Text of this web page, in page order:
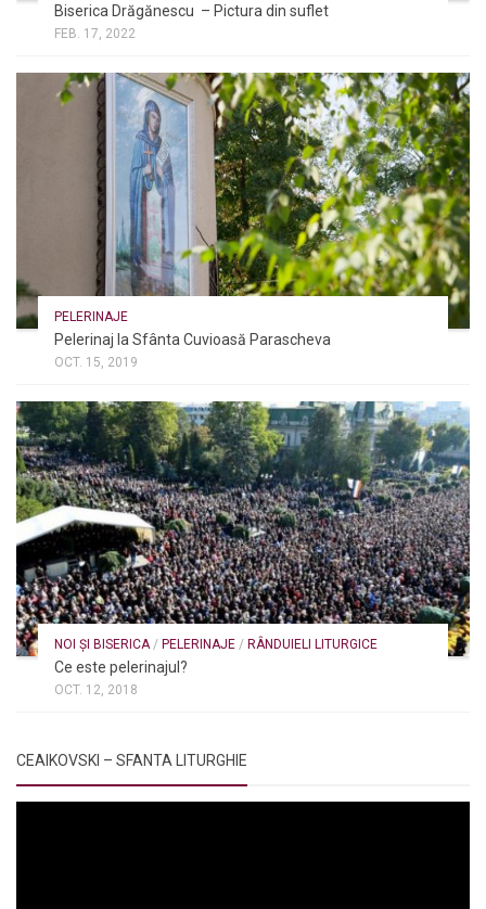
Biserica Drăgănescu – Pictura din suflet
FEB. 17, 2022
PELERINAJE
Pelerinaj la Sfânta Cuvioasă Parascheva
OCT. 15, 2019
NOI ȘI BISERICA/ PELERINAJE / RÂNDUIELI LITURGICE
Ce este pelerinajul?
OCT. 12, 2018
CEAIKOVSKI – SFANTA LITURGHIE